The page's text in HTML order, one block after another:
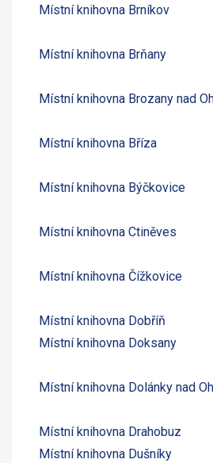
Místní knihovna Brníkov
Místní knihovna Brňany
Místní knihovna Brozany nad
Místní knihovna Bříza
Místní knihovna Býčkovice
Místní knihovna Ctiněves
Místní knihovna Čížkovice
Místní knihovna Dobříň
Místní knihovna Doksany
Místní knihovna Dolánky nad
Místní knihovna Drahobuz
Místní knihovna Dušníky